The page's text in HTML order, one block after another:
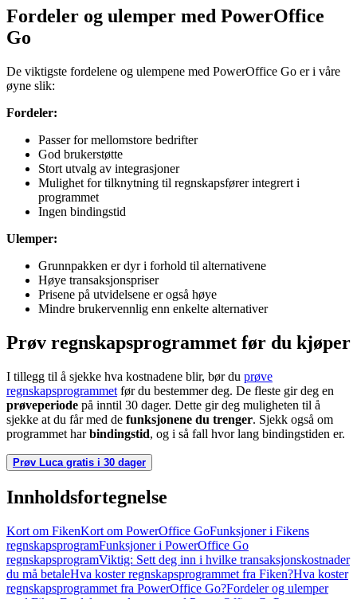
Fordeler og ulemper med PowerOffice
Go
De viktigste fordelene og ulempene med PowerOffice Go er i våre
øyne slik:
Fordeler:
Passer for mellomstore bedrifter
God brukerstøtte
Stort utvalg av integrasjoner
Mulighet for tilknytning til regnskapsfører integrert i
programmet
Ingen bindingstid
Ulemper:
Grunnpakken er dyr i forhold til alternativene
Høye transaksjonspriser
Prisene på utvidelsene er også høye
Mindre brukervennlig enn enkelte alternativer
Prøv regnskapsprogrammet før du kjøper
I tillegg til å sjekke hva kostnadene blir, bør du prøve
regnskapsprogrammet før du bestemmer deg. De fleste gir deg en
prøveperiode på inntil 30 dager. Dette gir deg muligheten til å
sjekke at du får med de funksjonene du trenger. Sjekk også om
programmet harbindingstid, og i så fall hvor lang bindingstiden er.
Prøv Luca gratis i 30 dager
Innholdsfortegnelse
Kort om FikenKort om PowerOffice GoFunksjoner i Fikens
regnskapsprogramFunksjoner i PowerOffice Go
regnskapsprogramViktig: Sett deg inn i hvilke transaksjonskostnader
du må betaleHva koster regnskapsprogrammet fra Fiken?Hva koster
regnskapsprogrammet fra PowerOffice Go?Fordeler og ulemper